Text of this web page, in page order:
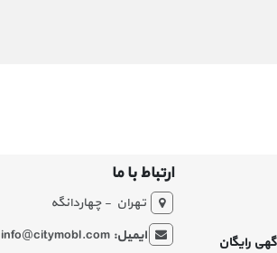
رایگان
ارتباط با ما
تهران - چهاردانگه
ایمیل: info@citymobl.com